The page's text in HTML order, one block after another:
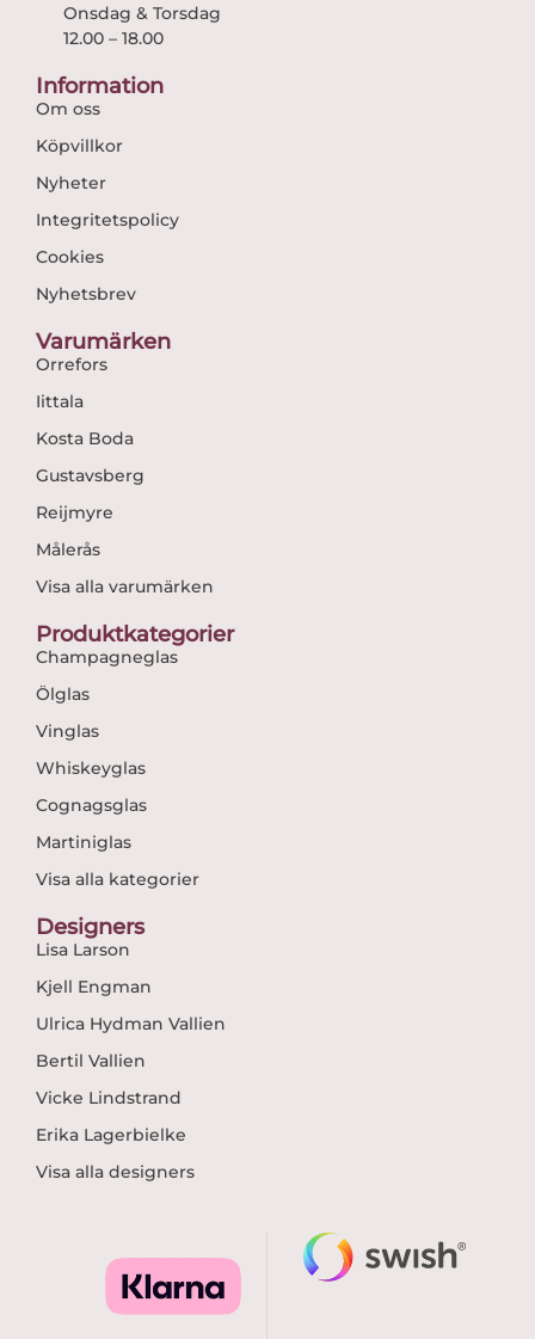
Onsdag & Torsdag
12.00 – 18.00
Information
Om oss
Köpvillkor
Nyheter
Integritetspolicy
Cookies
Nyhetsbrev
Varumärken
Orrefors
Iittala
Kosta Boda
Gustavsberg
Reijmyre
Målerås
Visa alla varumärken
Produktkategorier
Champagneglas
Ölglas
Vinglas
Whiskeyglas
Cognagsglas
Martiniglas
Visa alla kategorier
Designers
Lisa Larson
Kjell Engman
Ulrica Hydman Vallien
Bertil Vallien
Vicke Lindstrand
Erika Lagerbielke
Visa alla designers